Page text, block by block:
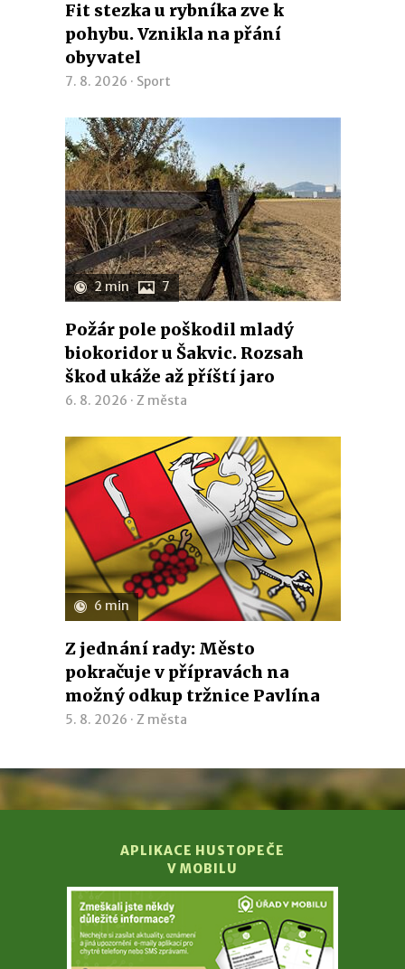
Fit stezka u rybníka zve k
pohybu. Vznikla na přání
obyvatel
7. 8. 2026 · Sport
2 min 7
Požár pole poškodil mladý
biokoridor u Šakvic. Rozsah
škod ukáže až příští jaro
6. 8. 2026 · Z města
6 min
Z jednání rady: Město
pokračuje v přípravách na
možný odkup tržnice Pavlína
5. 8. 2026 · Z města
APLIKACE HUSTOPEČE
V MOBILU